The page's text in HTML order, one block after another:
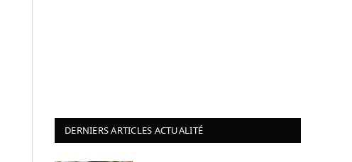
DERNIERS ARTICLES ACTUALITÉ